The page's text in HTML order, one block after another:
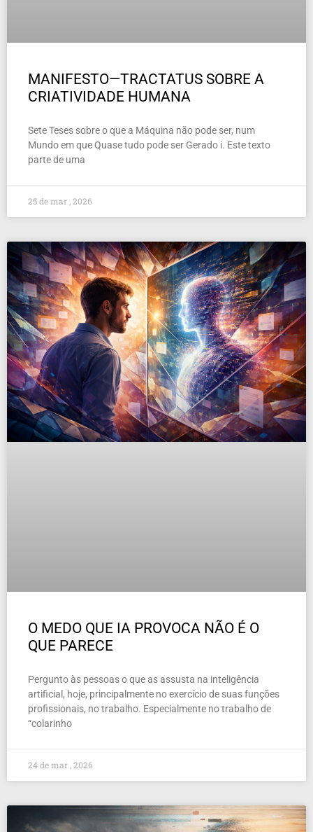
MANIFESTO—TRACTATUS SOBRE A
CRIATIVIDADE HUMANA
Sete Teses sobre o que a Máquina não pode ser, num
Mundo em que Quase tudo pode ser Gerado i. Este texto
parte de uma
25 de mar , 2026
O MEDO QUE IA PROVOCA NÃO É O
QUE PARECE
Pergunto às pessoas o que as assusta na inteligência
artificial, hoje, principalmente no exercício de suas funções
profissionais, no trabalho. Especialmente no trabalho de
“colarinho
24 de mar , 2026